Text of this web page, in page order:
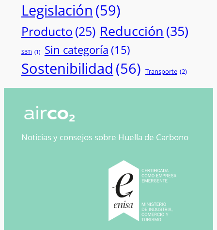
Legislación (59)
Producto (25) Reducción (35)
SBTi (1) Sin categoría (15)
Sostenibilidad (56) Transporte (2)
Noticias y consejos sobre Huella de Carbono